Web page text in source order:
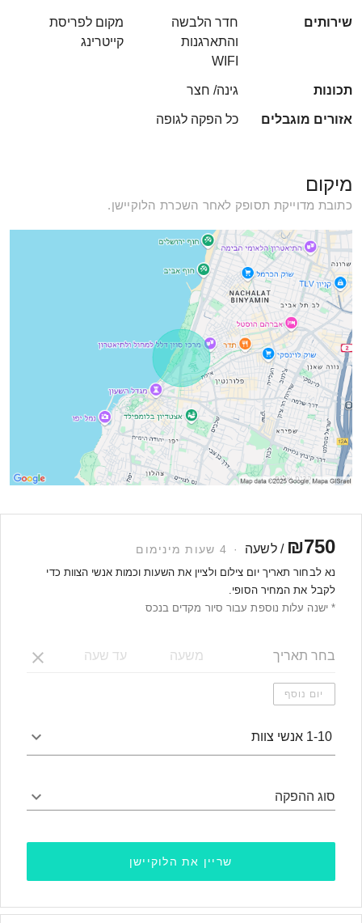
שירותים
חדר הלבשה
והתארגנות
מקום לפריסת
קייטרינג
WIFI
תכונות גינה/ חצר
אזורים מוגבלים כל הפקה לגופה
מיקום
כתובת מדוייקת תסופק לאחר השכרת הלוקיישן.
₪750 / לשעה · 4 שעות מינימום
נא לבחור תאריך יום צילום ולציין את השעות וכמות אנשי הצוות כדי
לקבל את המחיר הסופי.
* ישנה עלות נוספת עבור סיור מקדים בנכס
יום נוסף
1-10 אנשי צוות
סוג ההפקה
שריין את הלוקיישן